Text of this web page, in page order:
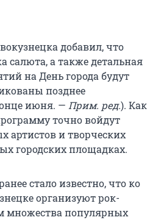
добавил, что
салюта, а также детальная
на День города будут
позднее
июня. — Прим. ред.). Как
точно войдут
артистов и творческих
городских площадках.
стало известно, что ко
организуют рок-
множества популярных